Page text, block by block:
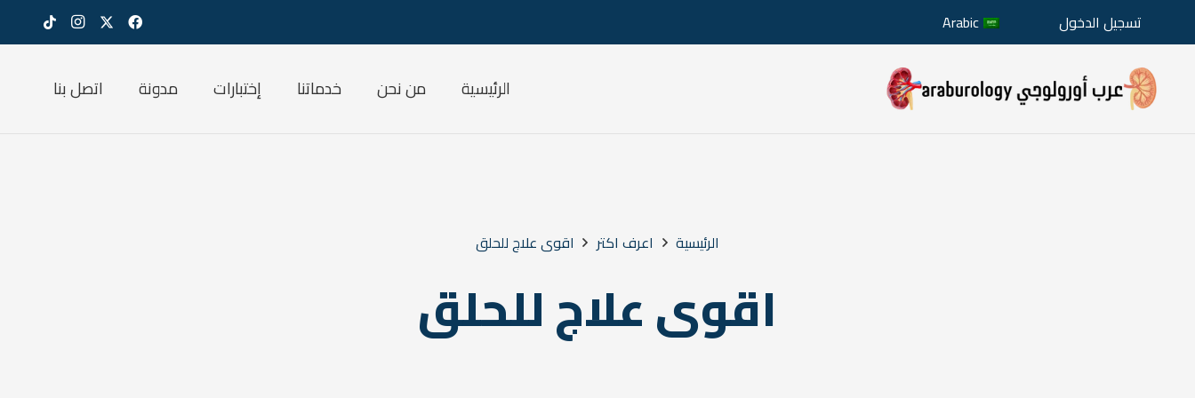
تسجيل الدخول Arabic
الرئيسية من نحن خدماتنا إختبارات مدونة اتصل بنا
الرئيسية اعرف اكتر اقوى علاج للحلق
اقوى علاج للحلق